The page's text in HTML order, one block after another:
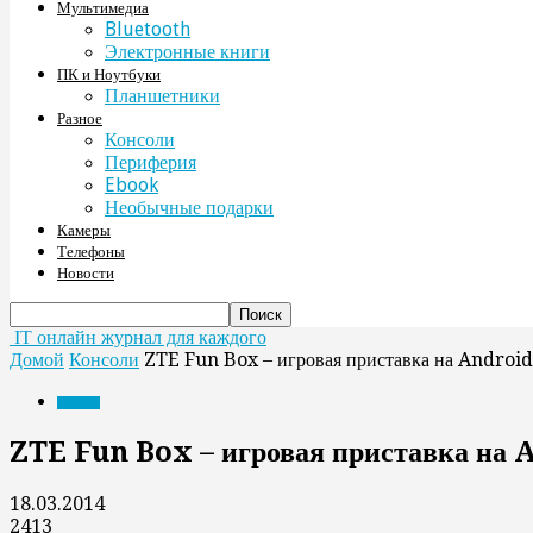
Мультимедиа
Bluetooth
Электронные книги
ПК и Ноутбуки
Планшетники
Разное
Консоли
Периферия
Ebook
Необычные подарки
Камеры
Телефоны
Новости
IT онлайн журнал для каждого
Домой Консоли ZTE Fun Box – игровая приставка на Android
ZTE Fun Box – игровая приставка
18.03.2014
2413